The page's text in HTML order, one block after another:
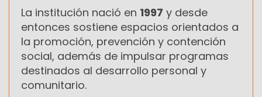
La institución nació en 1997 y desde
entonces sostiene espacios orientados a
la promoción, prevención y contención
social, además de impulsar programas
destinados al desarrollo personal y
comunitario.